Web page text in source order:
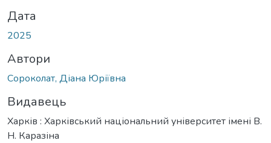
Дата
2025
Автори
Сороколат, Діана Юріївна
Видавець
Харків : Харківський національний університет імені В.
Н. Каразіна